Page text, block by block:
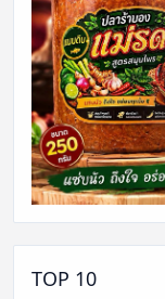
TOP 10